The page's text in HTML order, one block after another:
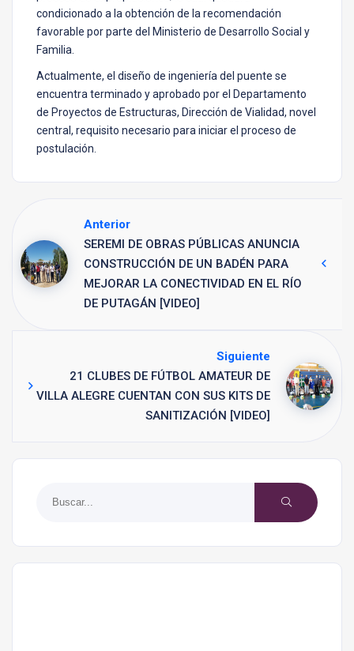
condicionado a la obtención de la recomendación
favorable por parte del Ministerio de Desarrollo Social y
Familia.
Actualmente, el diseño de ingeniería del puente se
encuentra terminado y aprobado por el Departamento
de Proyectos de Estructuras, Dirección de Vialidad, novel
central, requisito necesario para iniciar el proceso de
postulación.
Anterior
SEREMI DE OBRAS PÚBLICAS ANUNCIA
CONSTRUCCIÓN DE UN BADÉN PARA
MEJORAR LA CONECTIVIDAD EN EL RÍO
DE PUTAGÁN [VIDEO]
Siguiente
21 CLUBES DE FÚTBOL AMATEUR DE
VILLA ALEGRE CUENTAN CON SUS KITS DE
SANITIZACIÓN [VIDEO]